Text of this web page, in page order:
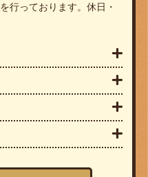
を行っております。休日・